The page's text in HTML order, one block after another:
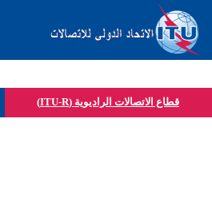
قطاع الاتصالات الراديوية (ITU-R)